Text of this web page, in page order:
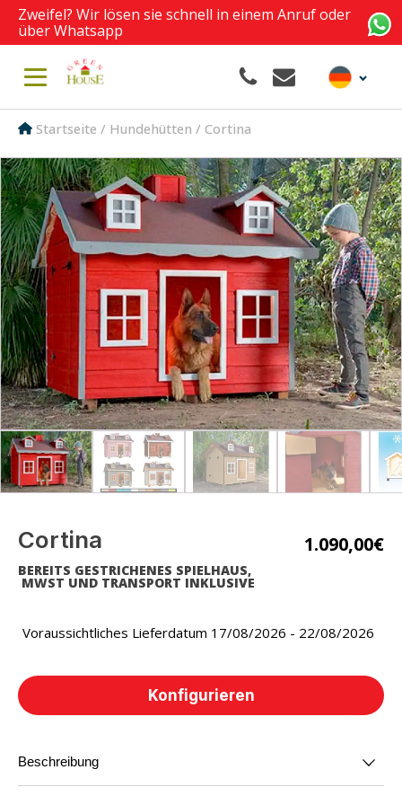
Zweifel? Wir lösen sie schnell in einem Anruf oder
über Whatsapp
Startseite / Hundehütten / Cortina
Cortina 1.090,00€
BEREITS GESTRICHENES SPIELHAUS,
MWST UND TRANSPORT INKLUSIVE
Voraussichtliches Lieferdatum 17/08/2026 - 22/08/2026
Konfigurieren
Beschreibung